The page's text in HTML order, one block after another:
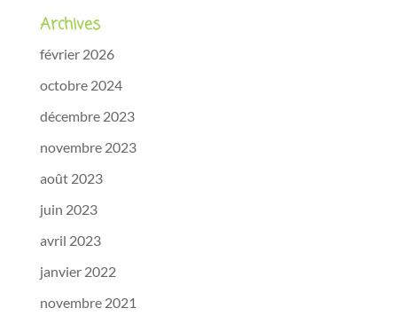
Archives
février 2026
octobre 2024
décembre 2023
novembre 2023
août 2023
juin 2023
avril 2023
janvier 2022
novembre 2021